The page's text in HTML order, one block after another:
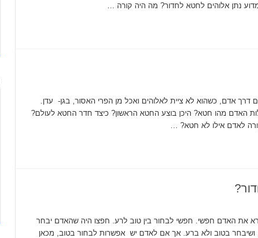
נתן אלוהים לחטא לחדור? מה היה קורה …
אדם, כשהוא לא ציית לאלוהים ואכל מן הפרי האסור, בגן- עדן.
לשאלות האדם מהו חטא? היכן בוצע החטא הראשון? כיצד חדר החטא לעולם?
לאדם אילו לא חטא? …
את האדם חפשי. חפשי לבחור בין טוב לרע. חפצו היה שהאדם יבחר
ושיבחר בטוב ולא ברע. אך אם לאדם יש אפשרות לבחור בטוב, מכאן